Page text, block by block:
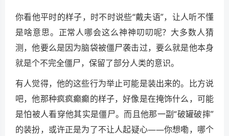
你看他平时的样子，时不时说些“戴夫语”，让人听不懂
是啥意思。正常人哪会这么神神叨叨呢？大多数人猜
测，他要么是因为脑袋被僵尸袭击过，要么就是他本身
就是个不完全僵尸，保留了部分人类的意识。
有人觉得，他的这些行为举止可能是装出来的。比方说
吧，他那种疯疯癫癫的样子，好像是在掩饰什么，可能
是怕被人看穿他其实是僵尸。而且他那一副“破罐破摔”
的装扮，或许正是为了不让人起疑心——你想嘞，哪个